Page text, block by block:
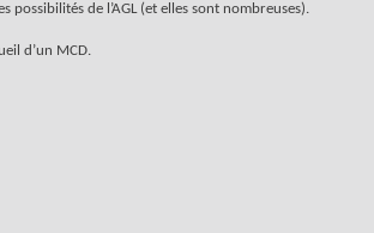
de l’AGL (et elles sont nombreuses).
d’un MCD.